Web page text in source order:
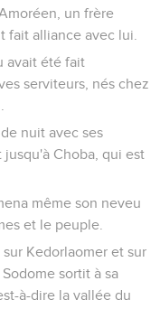
un frère
fait alliance avec lui.
avait été fait
serviteurs, nés chez
nuit avec ses
Choba, qui est
même son neveu
et le peuple.
Kedorlaomer et sur
sortit à sa
à-dire la vallée du